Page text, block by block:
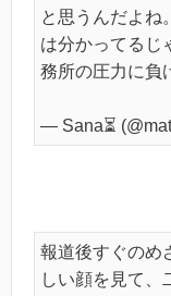
と思うんだよね
は分かってるじ
務所の圧力に負
— Sana⏳
報道後すぐのめ
しい顔を見て、